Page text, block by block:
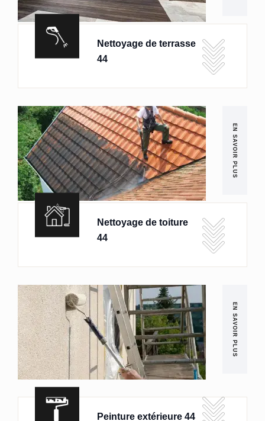
Nettoyage de terrasse
44
EN SAVOIR PLUS
Nettoyage de toiture
44
EN SAVOIR PLUS
Peinture extérieure 44